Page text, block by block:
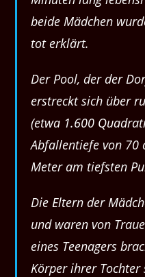
beide Mädchen
tot erklärt.
Der Pool, der der
erstreckt sich über
(etwa 1.600
Abfallentiefe von 70
Meter am tiefsten
Die Eltern der
und waren von
eines Teenagers
Körper ihrer